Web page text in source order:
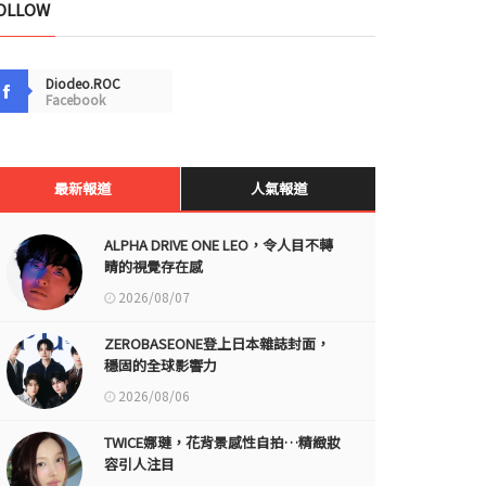
Diodeo.ROC
Facebook
最新報道 人氣報道
ALPHA DRIVE ONE LEO，令人目不轉
睛的視覺存在感
2026/08/07
ZEROBASEONE登上日本雜誌封面，
穩固的全球影響力
2026/08/06
TWICE娜璉，花背景感性自拍…精緻妝
容引人注目